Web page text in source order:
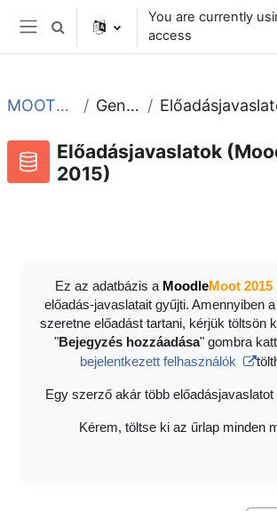
Skip to main content
Side panel
Toggle search input
You are currently
access
MOOT2015 General
Előadásjavaslatok
2015)
Ez az adatbázis a MoodleMoot 2015
előadás-javaslatait gyűjti. Amennyiben
szeretne előadást tartani, kérjük töltsön
"Bejegyzés hozzáadása" gombra
bejelentkezett felhasználók
Egy szerző akár több előadásjavaslatot
Kérem, töltse ki az űrlap minden